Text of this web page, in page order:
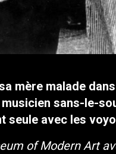
mère malade
musicien sans-le-
seule avec les
of Modern Art